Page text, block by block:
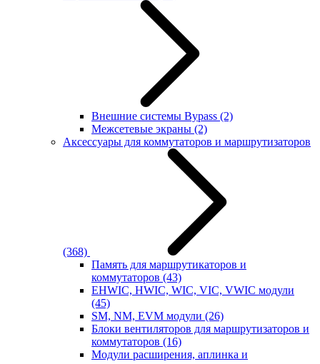
Внешние системы Bypass (2)
Межсетевые экраны (2)
Аксессуары для коммутаторов и маршрутизаторов
(368)
Память для маршрутикаторов и
коммутаторов (43)
EHWIC, HWIC, WIC, VIC, VWIC модули
(45)
SM, NM, EVM модули (26)
Блоки вентиляторов для маршрутизаторов и
коммутаторов (16)
Модули расширения, аплинка и